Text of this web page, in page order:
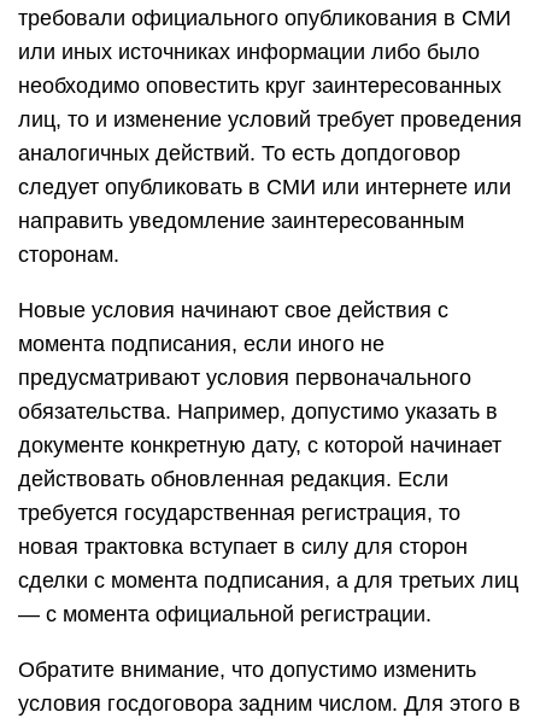
требовали официального опубликования в СМИ
или иных источниках информации либо было
необходимо оповестить круг заинтересованных
лиц, то и изменение условий требует проведения
аналогичных действий. То есть допдоговор
следует опубликовать в СМИ или интернете или
направить уведомление заинтересованным
сторонам.
Новые условия начинают свое действия с
момента подписания, если иного не
предусматривают условия первоначального
обязательства. Например, допустимо указать в
документе конкретную дату, с которой начинает
действовать обновленная редакция. Если
требуется государственная регистрация, то
новая трактовка вступает в силу для сторон
сделки с момента подписания, а для третьих лиц
— с момента официальной регистрации.
Обратите внимание, что допустимо изменить
условия госдоговора задним числом. Для этого в